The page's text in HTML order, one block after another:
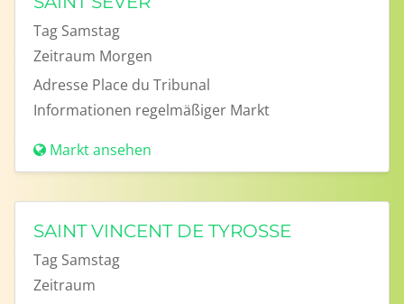
Tag Samstag
Zeitraum Morgen
Adresse Place du Tribunal
Informationen regelmäßiger Markt
Markt ansehen
SAINT VINCENT DE TYROSSE
Tag Samstag
Zeitraum